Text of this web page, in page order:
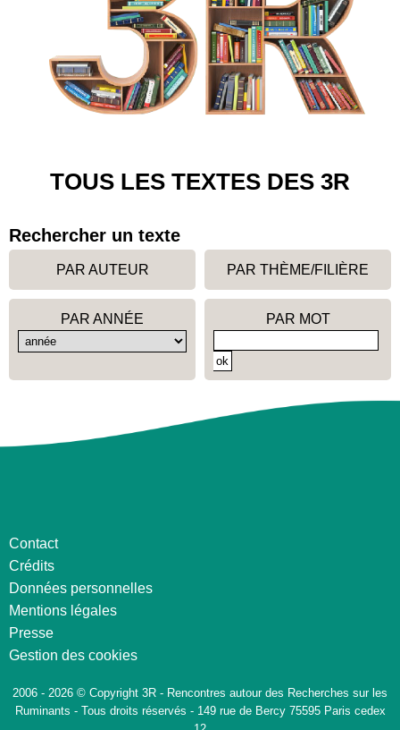
TOUS LES TEXTES DES 3R
Rechercher un texte
PAR AUTEUR PAR THÈME/FILIÈRE
PAR ANNÉE PAR MOT
Contact
Crédits
Données personnelles
Mentions légales
Presse
Gestion des cookies
2006 - 2026 © Copyright 3R - Rencontres autour des Recherches sur les
Ruminants - Tous droits réservés - 149 rue de Bercy 75595 Paris cedex